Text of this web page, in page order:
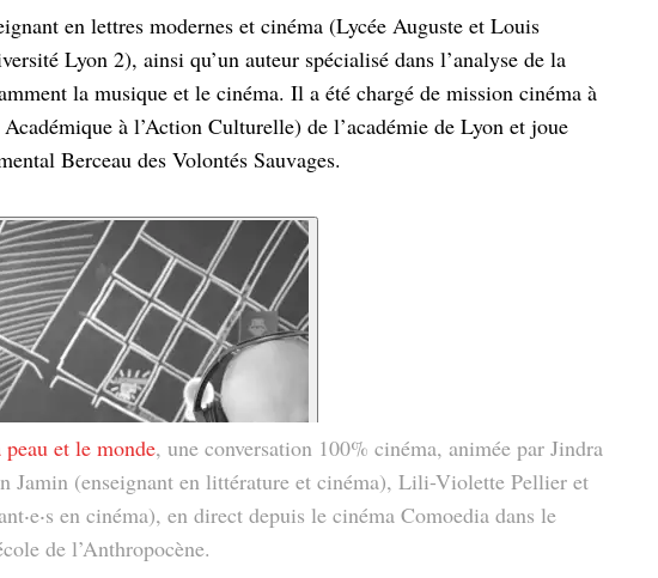
en lettres modernes et cinéma (Lycée Auguste et Louis
Lyon 2), ainsi qu’un auteur spécialisé dans l’analyse de la
la musique et le cinéma. Il a été chargé de mission cinéma à
à l’Action Culturelle) de l’académie de Lyon et joue
Berceau des Volontés Sauvages.
peau et le monde, une conversation 100% cinéma, animée par Jindra
Jamin (enseignant en littérature et cinéma), Lili-Violette Pellier et
en cinéma), en direct depuis le cinéma Comoedia dans le
de l’Anthropocène.